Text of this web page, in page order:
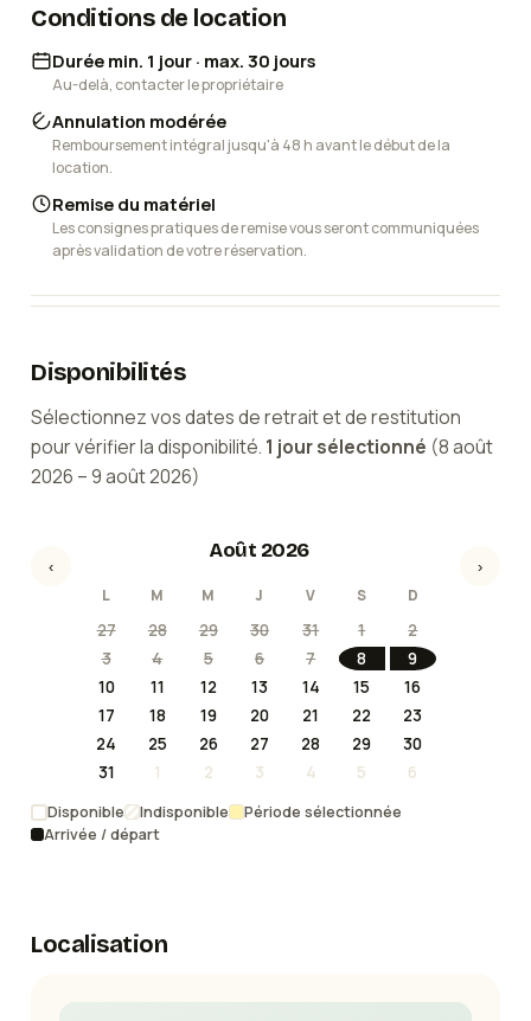
Conditions de location
Durée min. 1 jour · max. 30 jours
Au-delà, contacter le propriétaire
Annulation modérée
Remboursement intégral jusqu'à 48 h avant le début de la
location.
Remise du matériel
Les consignes pratiques de remise vous seront communiquées
après validation de votre réservation.
Disponibilités
Sélectionnez vos dates de retrait et de restitution
pour vérifier la disponibilité. 1 joursélectionné (8 août
2026 –9 août 2026)
‹
Août 2026
L M M J V S D
27 28 29 30 31 1
2
3
4 5 6 7 8
9
10
11 12 13 14 15
16
17
18 19 20 21 22
23
24
25 26 27 28 29
30
31
1 2 3 4 5 6
›
Disponible Indisponible
Période sélectionnée
Arrivée / départ
Localisation